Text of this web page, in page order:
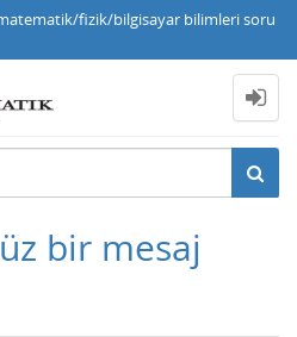
fizik/bilgisayar bilimleri soru
bir mesaj